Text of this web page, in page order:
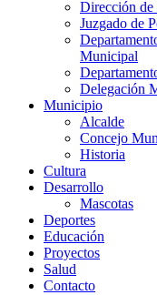
Dirección de
Juzgado de
Municipal
Delegación
Municipio
Alcalde
Concejo
Historia
Cultura
Desarrollo
Mascotas
Deportes
Educación
Proyectos
Salud
Contacto